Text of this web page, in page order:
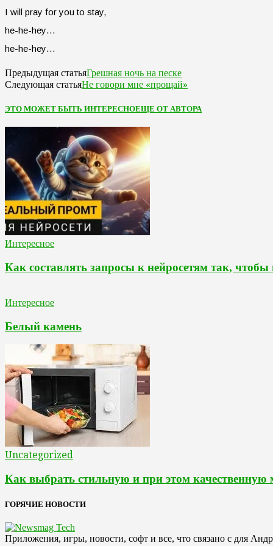
I will pray for you to stay,
he-he-hey…
he-he-hey…
Предыдущая статьяГрешная ночь на песке
Следующая статьяНе говори мне «прощай»
ЭТО МОЖЕТ БЫТЬ ИНТЕРЕСНОЕЩЕ ОТ АВТОРА
Интересное
Как составлять запросы к нейросетям так,
Интересное
Белый камень
Uncategorized
Как выбрать стильную и при этом
ГОРЯЧИЕ НОВОСТИ
Приложения, игры, новости, софт и все, что связано с для